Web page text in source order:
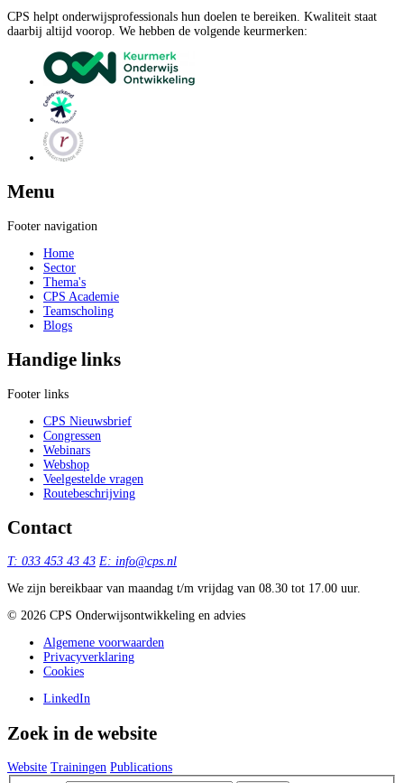
CPS helpt onderwijsprofessionals hun doelen te bereiken. Kwaliteit staat
daarbij altijd voorop. We hebben de volgende keurmerken:
Menu
Footer navigation
Home
Sector
Thema's
CPS Academie
Teamscholing
Blogs
Handige links
Footer links
CPS Nieuwsbrief
Congressen
Webinars
Webshop
Veelgestelde vragen
Routebeschrijving
Contact
T: 033 453 43 43 E: info@cps.nl
We zijn bereikbaar van maandag t/m vrijdag van 08.30 tot 17.00 uur.
©️ 2026 CPS Onderwijsontwikkeling en advies
Algemene voorwaarden
Privacyverklaring
Cookies
LinkedIn
Zoek in de website
Website Trainingen Publications